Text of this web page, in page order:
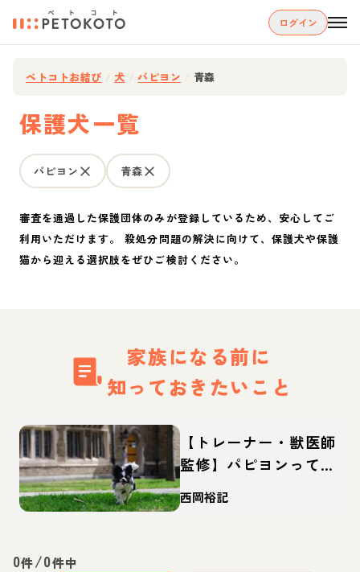
ログイン
ペトコトお結び 犬 パピヨン 青森
保護犬一覧
パピヨン 青森
審査を通過した保護団体のみが登録しているため、安心してご
利用いただけます。 殺処分問題の解決に向けて、保護犬や保護
猫から迎える選択肢をぜひご検討ください。
家族になる前に
知っておきたいこと
【トレーナー・獣医師
監修】パピヨンってど
んな犬？性格・特徴・
育て方・迎え方
西岡裕記
0件/0件中